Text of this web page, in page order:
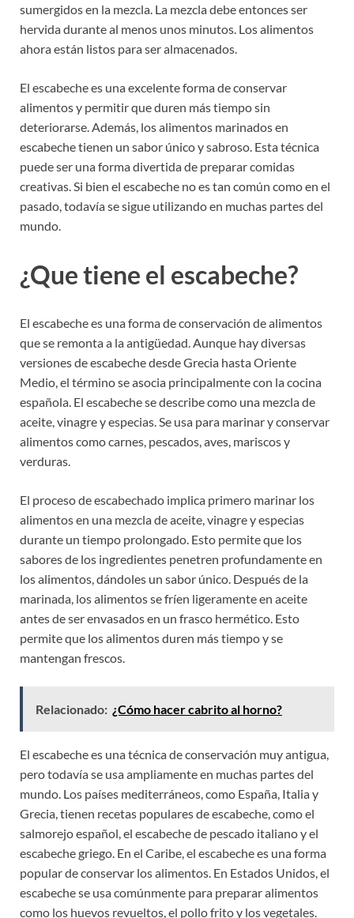
sumergidos en la mezcla. La mezcla debe entonces ser
hervida durante al menos unos minutos. Los alimentos
ahora están listos para ser almacenados.
El escabeche es una excelente forma de conservar
alimentos y permitir que duren más tiempo sin
deteriorarse. Además, los alimentos marinados en
escabeche tienen un sabor único y sabroso. Esta técnica
puede ser una forma divertida de preparar comidas
creativas. Si bien el escabeche no es tan común como en el
pasado, todavía se sigue utilizando en muchas partes del
mundo.
¿Que tiene el escabeche?
El escabeche es una forma de conservación de alimentos
que se remonta a la antigüedad. Aunque hay diversas
versiones de escabeche desde Grecia hasta Oriente
Medio, el término se asocia principalmente con la cocina
española. El escabeche se describe como una mezcla de
aceite, vinagre y especias. Se usa para marinar y conservar
alimentos como carnes, pescados, aves, mariscos y
verduras.
El proceso de escabechado implica primero marinar los
alimentos en una mezcla de aceite, vinagre y especias
durante un tiempo prolongado. Esto permite que los
sabores de los ingredientes penetren profundamente en
los alimentos, dándoles un sabor único. Después de la
marinada, los alimentos se fríen ligeramente en aceite
antes de ser envasados en un frasco hermético. Esto
permite que los alimentos duren más tiempo y se
mantengan frescos.
Relacionado: ¿Cómo hacer cabrito al horno?
El escabeche es una técnica de conservación muy antigua,
pero todavía se usa ampliamente en muchas partes del
mundo. Los países mediterráneos, como España, Italia y
Grecia, tienen recetas populares de escabeche, como el
salmorejo español, el escabeche de pescado italiano y el
escabeche griego. En el Caribe, el escabeche es una forma
popular de conservar los alimentos. En Estados Unidos, el
escabeche se usa comúnmente para preparar alimentos
como los huevos revueltos, el pollo frito y los vegetales.